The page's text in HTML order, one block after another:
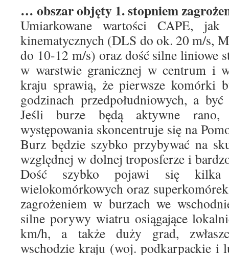
… obszar objęty 1. stopniem
Umiarkowane wartości CAPE, jak
kinematycznych (DLS do ok. 20 m/s,
do 10-12 m/s) oraz dość silne liniowe
w warstwie granicznej w centrum i
kraju sprawią, że pierwsze komórki
godzinach przedpołudniowych, a
Jeśli burze będą aktywne rano,
występowania skoncentruje się na
Burz będzie szybko przybywać na
względnej w dolnej troposferze i
Dość szybko pojawi się kilka
wielokomórkowych oraz
zagrożeniem w burzach we
silne porywy wiatru osiągające
km/h, a także duży grad,
wschodzie kraju (woj. podkarpackie i